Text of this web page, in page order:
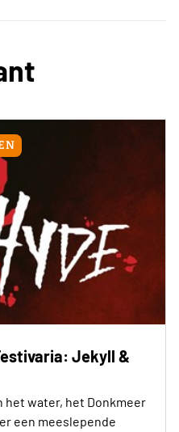
Jekyll &
het water, het Donkmeer
een meeslepende